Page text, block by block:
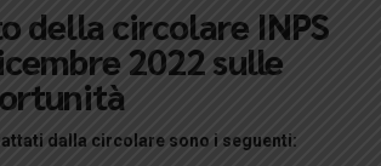
della circolare INPS
2022 sulle
dalla circolare sono i seguenti: